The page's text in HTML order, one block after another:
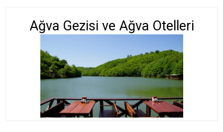
Ağva Gezisi ve Ağva Otelleri